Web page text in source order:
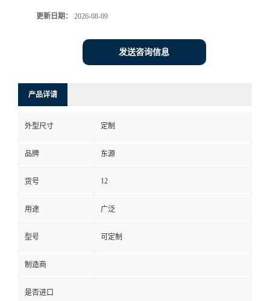
更新日期： 2026-08-09
发送咨询信息
产品详请
外型尺寸 定制
品牌 东源
货号 12
用途 广泛
型号 可定制
制造商
是否进口